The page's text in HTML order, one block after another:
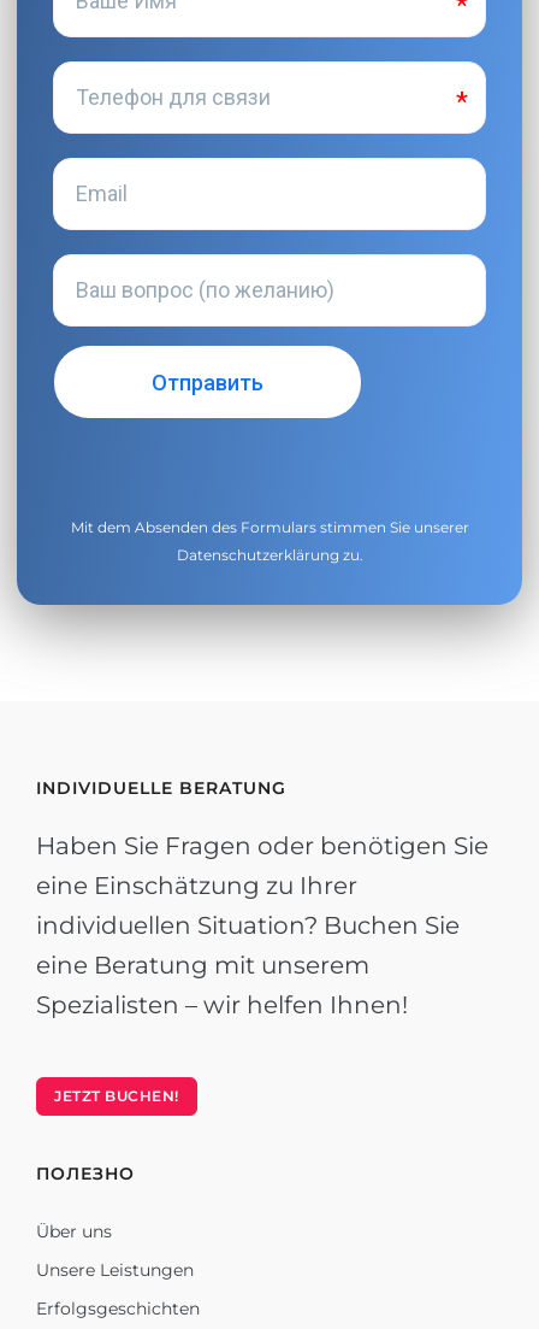
Mit dem Absenden des Formulars stimmen Sie unserer
Datenschutzerklärung zu.
INDIVIDUELLE BERATUNG
Haben Sie Fragen oder benötigen Sie
eine Einschätzung zu Ihrer
individuellen Situation? Buchen Sie
eine Beratung mit unserem
Spezialisten – wir helfen Ihnen!
JETZT BUCHEN!
ПОЛЕЗНО
Über uns
Unsere Leistungen
Erfolgsgeschichten